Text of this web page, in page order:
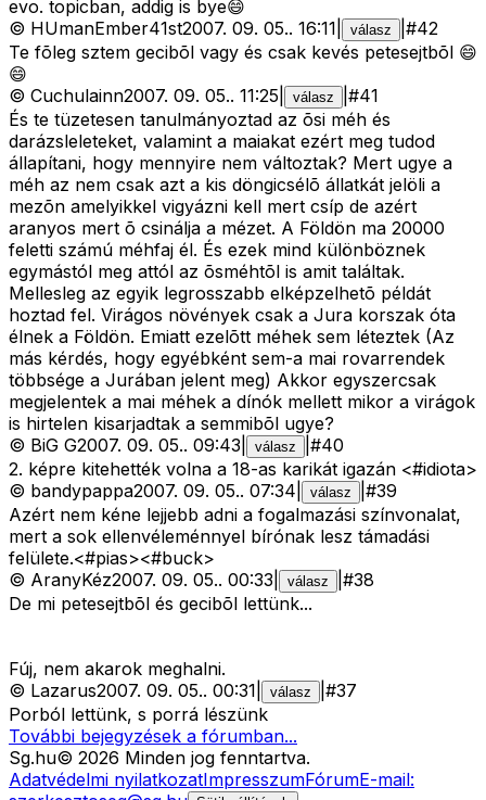
evo. topicban, addig is bye😄
© HUmanEmber41st2007. 09. 05.. 16:11 válasz #42
Te fõleg sztem gecibõl vagy és csak kevés petesejtbõl 😄
😄
© Cuchulainn2007. 09. 05.. 11:25 válasz #41
És te tüzetesen tanulmányoztad az õsi méh és
darázsleleteket, valamint a maiakat ezért meg tudod
állapítani, hogy mennyire nem változtak? Mert ugye a
méh az nem csak azt a kis döngicsélõ állatkát jelöli a
mezõn amelyikkel vigyázni kell mert csíp de azért
aranyos mert õ csinálja a mézet. A Földön ma 20000
feletti számú méhfaj él. És ezek mind különböznek
egymástól meg attól az õsméhtõl is amit találtak.
Mellesleg az egyik legrosszabb elképzelhetõ példát
hoztad fel. Virágos növények csak a Jura korszak óta
élnek a Földön. Emiatt ezelõtt méhek sem léteztek (Az
más kérdés, hogy egyébként sem-a mai rovarrendek
többsége a Jurában jelent meg) Akkor egyszercsak
megjelentek a mai méhek a dínók mellett mikor a virágok
is hirtelen kisarjadtak a semmibõl ugye?
© BiG G2007. 09. 05.. 09:43 válasz #40
2. képre kitehették volna a 18-as karikát igazán <#idiota>
© bandypappa2007. 09. 05.. 07:34 válasz #39
Azért nem kéne lejjebb adni a fogalmazási színvonalat,
mert a sok ellenvéleménnyel bírónak lesz támadási
felülete.<#pias><#buck>
© AranyKéz2007. 09. 05.. 00:33 válasz #38
De mi petesejtbõl és gecibõl lettünk...
Fúj, nem akarok meghalni.
© Lazarus2007. 09. 05.. 00:31 válasz #37
Porból lettünk, s porrá lészünk
További bejegyzések a fórumban...
Sg.hu© 2026 Minden jog fenntartva.
Adatvédelmi nyilatkozatImpresszumFórumE-mail: